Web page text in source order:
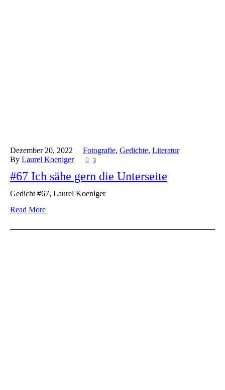
Dezember 20, 2022 Fotografie, Gedichte, Literatur
By Laurel Koeniger 3
#67 Ich sähe gern die Unterseite
Gedicht #67, Laurel Koeniger
Read More